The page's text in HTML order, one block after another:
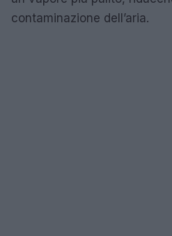
contaminazione dell’aria.